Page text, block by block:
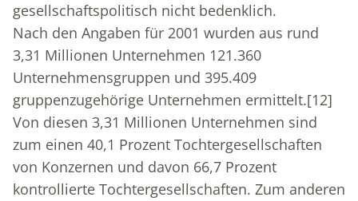
gesellschaftspolitisch nicht bedenklich.
Nach den Angaben für 2001 wurden aus rund
3,31 Millionen Unternehmen 121.360
Unternehmensgruppen und 395.409
gruppenzugehörige Unternehmen ermittelt.[12]
Von diesen 3,31 Millionen Unternehmen sind
zum einen 40,1 Prozent Tochtergesellschaften
von Konzernen und davon 66,7 Prozent
kontrollierte Tochtergesellschaften. Zum anderen